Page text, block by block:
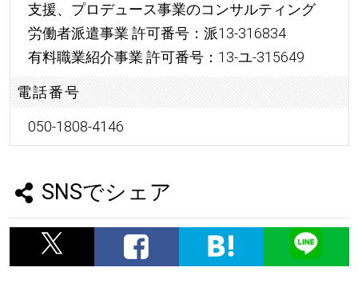
支援、プロデュース事業のコンサルティング
労働者派遣事業 許可番号：派13-316834
有料職業紹介事業 許可番号：13-ユ-315649
電話番号
050-1808-4146
SNSでシェア